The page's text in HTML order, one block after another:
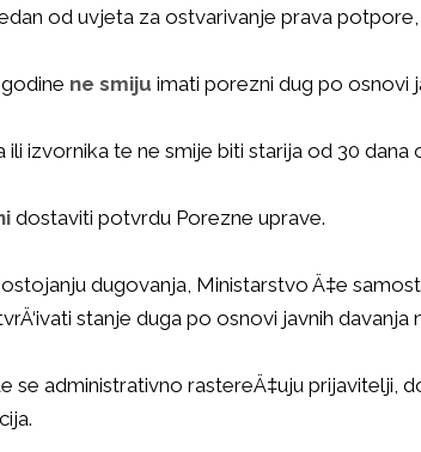
od uvjeta za ostvarivanje prava
ne smiju imati porezni dug po osnovi
izvornika te ne smije biti starija od 30 dana
dostaviti potvrdu Porezne uprave.
dugovanja, Ministarstvo Ä‡e
stanje duga po osnovi javnih davanja
administrativno rastereÄ‡uju